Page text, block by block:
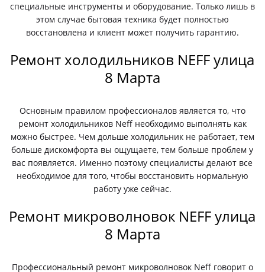
специальные инструменты и оборудование. Только лишь в
этом случае бытовая техника будет полностью
восстановлена и клиент может получить гарантию.
Ремонт холодильников NEFF улица
8 Марта
Основным правилом профессионалов является то, что
ремонт холодильников Neff необходимо выполнять как
можно быстрее. Чем дольше холодильник не работает, тем
больше дискомфорта вы ощущаете, тем больше проблем у
вас появляется. Именно поэтому специалисты делают все
необходимое для того, чтобы восстановить нормальную
работу уже сейчас.
Ремонт микроволновок NEFF улица
8 Марта
Профессиональный ремонт микроволновок Neff говорит о